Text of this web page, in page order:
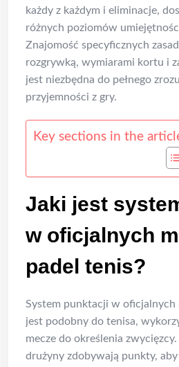
każdy z każdym i eliminacje,
różnych poziomów
Znajomość specyficznych
rozgrywką, wymiarami kortu i
jest niezbędna do pełnego
przyjemności z gry.
Key sections in the
Jaki jest
w oficjalnych
padel tenis?
System punktacji w oficjalnych
jest podobny do tenisa,
mecze do określenia
drużyny zdobywają punkty,